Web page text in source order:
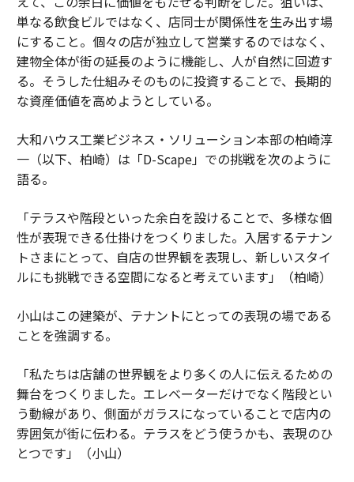
単なる飲食ビルではなく、店同士が関係性を生み出す場
にすること。個々の店が独立して営業するのではなく、
建物全体が街の延長のように機能し、人が自然に回遊す
る。そうした仕組みそのものに投資することで、長期的
な資産価値を高めようとしている。
大和ハウス工業ビジネス・ソリューション本部の柏崎淳
一（以下、柏崎）は「D-Scape」での挑戦を次のように
語る。
「テラスや階段といった余白を設けることで、多様な個
性が表現できる仕掛けをつくりました。入居するテナン
トさまにとって、自店の世界観を表現し、新しいスタイ
ルにも挑戦できる空間になると考えています」（柏崎）
小山はこの建築が、テナントにとっての表現の場である
ことを強調する。
「私たちは店舗の世界観をより多くの人に伝えるための
舞台をつくりました。エレベーターだけでなく階段とい
う動線があり、側面がガラスになっていることで店内の
雰囲気が街に伝わる。テラスをどう使うかも、表現のひ
とつです」（小山）